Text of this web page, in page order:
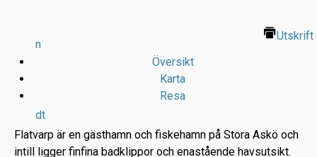
n
dt
Utskrift
Översikt
Karta
Resa
Flatvarp är en gästhamn och fiskehamn på Stora Askö och
intill ligger finfina badklippor och enastående havsutsikt.